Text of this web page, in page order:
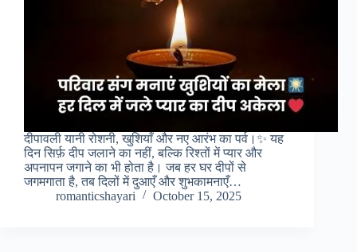
दीपावली यानी रोशनी, खुशियाँ और नए आरंभ का पर्व।✨ यह
दिन सिर्फ़ दीप जलाने का नहीं, बल्कि रिश्तों में प्यार और
अपनापन जगाने का भी होता है। जब हर घर दीपों से
जगमगाता है, तब दिलों में दुआएँ और शुभकामनाएँ…
romanticshayari
October 15, 2025